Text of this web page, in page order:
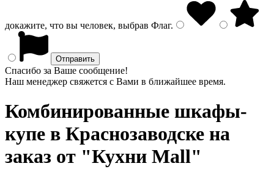
докажите, что вы человек, выбрав Флаг.
Спасибо за Ваше сообщение!
Наш менеджер свяжется с Вами в ближайшее время.
Комбинированные шкафы-
купе в Краснозаводске на
заказ от "Кухни Mall"